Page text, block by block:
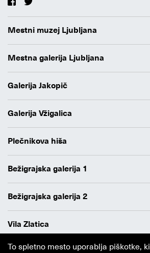
Mestni muzej Ljubljana
Mestna galerija Ljubljana
Galerija Jakopič
Galerija Vžigalica
Plečnikova hiša
Bežigrajska galerija 1
Bežigrajska galerija 2
Vila Zlatica
To spletno mesto uporablja piškotke, ki